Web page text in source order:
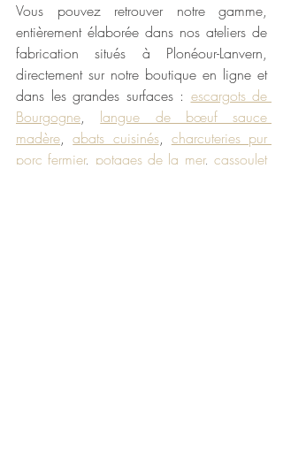
Vous pouvez retrouver notre gamme,
entièrement élaborée dans nos ateliers de
fabrication situés à Plonéour-Lanvern,
directement sur notre boutique en ligne et
dans les grandes surfaces : escargots de
Bourgogne, langue de bœuf sauce
madère, abats cuisinés, charcuteries pur
porc fermier, potages de la mer, cassoulet